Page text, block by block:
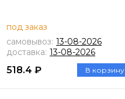
под заказ
самовывоз: 13-08-2026
доставка: 13-08-2026
518.4 ₽ В корзину